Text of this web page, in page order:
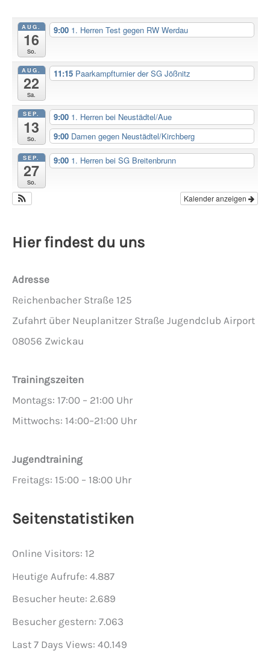
AUG.
16
So.
9:00 1. Herren Test gegen RW Werdau
AUG.
22
Sa.
11:15 Paarkampfturnier der SG Jößnitz
SEP.
13
So.
9:00 1. Herren bei Neustädtel/Aue
9:00 Damen gegen Neustädtel/Kirchberg
SEP.
27
So.
9:00 1. Herren bei SG Breitenbrunn
Kalender anzeigen
Hier findest du uns
Adresse
Reichenbacher Straße 125
Zufahrt über Neuplanitzer Straße Jugendclub Airport
08056 Zwickau
Trainingszeiten
Montags: 17:00 – 21:00 Uhr
Mittwochs: 14:00–21:00 Uhr
Jugendtraining
Freitags: 15:00 – 18:00 Uhr
Seitenstatistiken
Online Visitors: 12
Heutige Aufrufe: 4.887
Besucher heute: 2.689
Besucher gestern: 7.063
Last 7 Days Views: 40.149